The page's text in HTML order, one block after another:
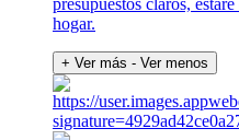
presupuestos claros,
hogar.
+ Ver más - Ver menos